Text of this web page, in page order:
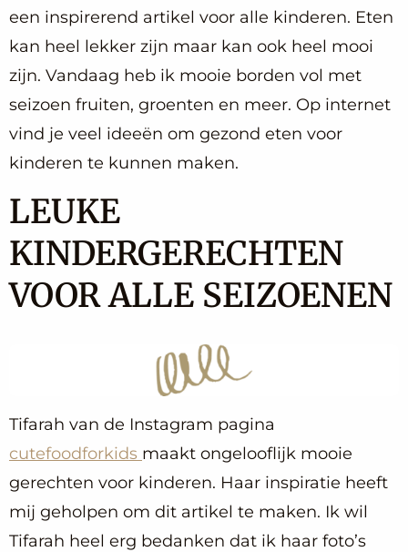
een inspirerend artikel voor alle kinderen. Eten
kan heel lekker zijn maar kan ook heel mooi
zijn. Vandaag heb ik mooie borden vol met
seizoen fruiten, groenten en meer. Op internet
vind je veel ideeën om gezond eten voor
kinderen te kunnen maken.
LEUKE
KINDERGERECHTEN
VOOR ALLE SEIZOENEN
Tifarah van de Instagram pagina
cutefoodforkids maakt ongelooflijk mooie
gerechten voor kinderen. Haar inspiratie heeft
mij geholpen om dit artikel te maken. Ik wil
Tifarah heel erg bedanken dat ik haar foto’s